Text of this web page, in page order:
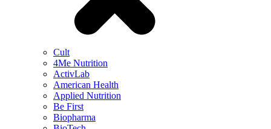
Cult
4Me Nutrition
ActivLab
American Health
Applied Nutrition
Be First
Biopharma